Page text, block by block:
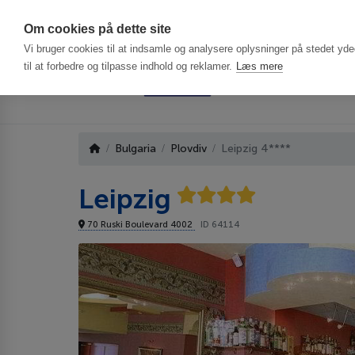
Om cookies på dette site
Vi bruger cookies til at indsamle og analysere oplysninger på stedet
til at forbedre og tilpasse indhold og reklamer. Læs mere
Bulgaria Plovdiv Leipzig 4****
Leipzig
70 Ruski Boulevard 4002 ID 64114